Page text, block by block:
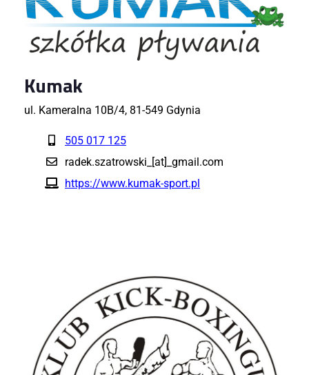
Kumak
ul. Kameralna 10B/4, 81-549 Gdynia
505 017 125
radek.szatrowski_[at]_gmail.com
https://www.kumak-sport.pl